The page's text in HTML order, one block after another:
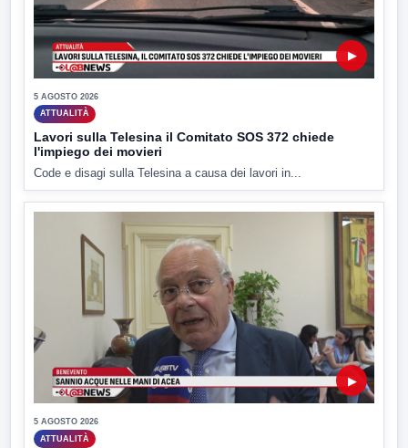
▶
5 AGOSTO 2026
ATTUALITÀ
Lavori sulla Telesina il Comitato SOS 372 chiede
l'impiego dei movieri
Code e disagi sulla Telesina a causa dei lavori in...
▶
5 AGOSTO 2026
ATTUALITÀ